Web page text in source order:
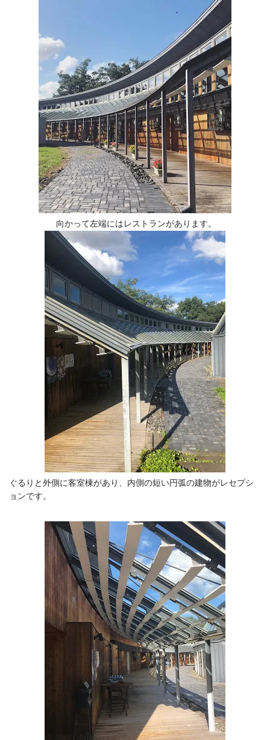
向かって左端にはレストランがあります。
ぐるりと外側に客室棟があり、内側の短い円弧の建物がレセプシ
ョンです。